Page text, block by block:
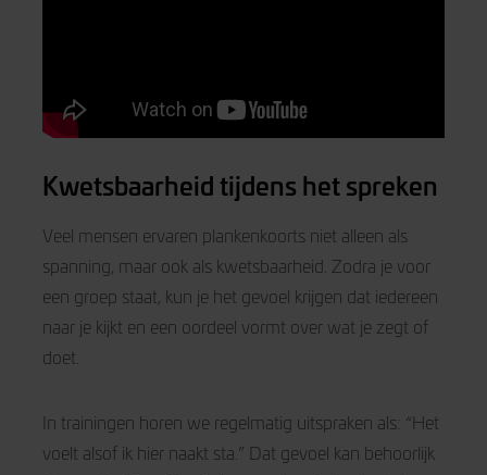
Kwetsbaarheid tijdens het spreken
Veel mensen ervaren plankenkoorts niet alleen als
spanning, maar ook als kwetsbaarheid. Zodra je voor
een groep staat, kun je het gevoel krijgen dat iedereen
naar je kijkt en een oordeel vormt over wat je zegt of
doet.
In trainingen horen we regelmatig uitspraken als: “Het
voelt alsof ik hier naakt sta.” Dat gevoel kan behoorlijk